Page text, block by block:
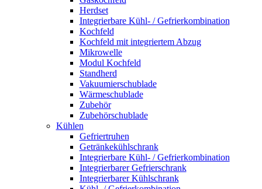
Herdset
Integrierbare Kühl- / Gefrierkombination
Kochfeld
Kochfeld mit integriertem Abzug
Mikrowelle
Modul Kochfeld
Standherd
Vakuumierschublade
Wärmeschublade
Zubehör
Zubehörschublade
Kühlen
Gefriertruhen
Getränkekühlschrank
Integrierbare Kühl- / Gefrierkombination
Integrierbarer Gefrierschrank
Integrierbarer Kühlschrank